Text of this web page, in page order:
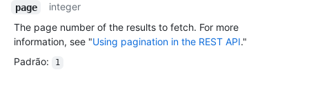
page
integer
The page number of the results to fetch. For more
information, see "Using pagination in the REST API."
Padrão: 1